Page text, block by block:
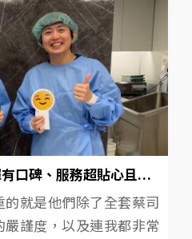
張瑜芹婦產科醫師選擇有口碑、服務超貼心且專業的「台全眼科」做近視雷射手術
就是他們除了全套蔡司
謹度，以及連我都非常